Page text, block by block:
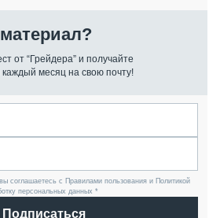
от “Грейдера” и получайте
месяц на свою почту!
соглашаетесь с Правилами пользования и Политикой
персональных данных *
Подписаться